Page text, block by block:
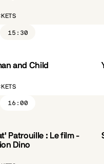
15:30
and Child
CÔTÉ PARC
16:00
Patrouille : Le film -
Dino